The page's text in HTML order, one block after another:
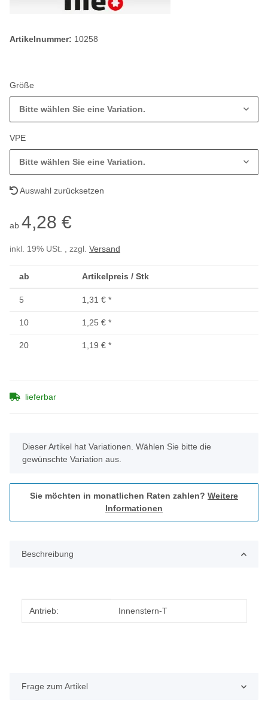
Artikelnummer: 10258
Größe
Bitte wählen Sie eine Variation.
VPE
Bitte wählen Sie eine Variation.
Auswahl zurücksetzen
ab 4,28 €
inkl. 19% USt. , zzgl. Versand
ab Artikelpreis / Stk
5 1,31 € *
10 1,25 € *
20 1,19 € *
lieferbar
x
Dieser Artikel hat Variationen. Wählen Sie bitte die
gewünschte Variation aus.
Sie möchten in monatlichen Raten zahlen? Weitere
Informationen
Beschreibung
Produkteigenschaft
Wert
Antrieb: Innenstern-T
Frage zum Artikel